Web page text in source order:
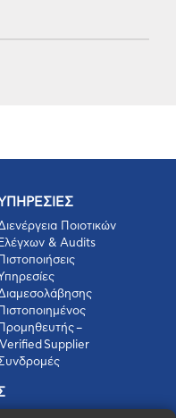
Ποιοτικών
Ελέγχων & Audits
Πιστοποιήσεις
Πιστοποιημένος
Προμηθευτής –
Verified Supplier